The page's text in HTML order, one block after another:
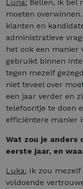
Luna: Bellen, ik bel
moeten
klanten en
administratieve
het ook een manier
gebruikt binnen
tegen mezelf
niet teveel over
een jaar verder en
telefoontje te doen
efficiëntere manier
Wat zou je anders
eerste jaar, en
Luka: Ik zou mezelf
voldoende